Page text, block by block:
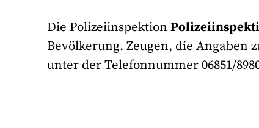
Die Polizeiinspektion
Bevölkerung. Zeugen, die Angaben
unter der Telefonnummer 06851/